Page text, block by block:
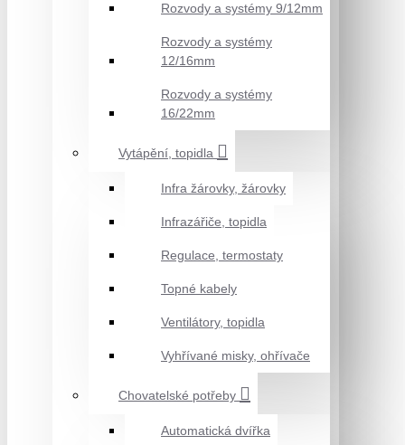
Rozvody a systémy 9/12mm
Rozvody a systémy
12/16mm
Rozvody a systémy
16/22mm
Vytápění, topidla
Infra žárovky, žárovky
Infrazářiče, topidla
Regulace, termostaty
Topné kabely
Ventilátory, topidla
Vyhřívané misky, ohřívače
Chovatelské potřeby
Automatická dvířka